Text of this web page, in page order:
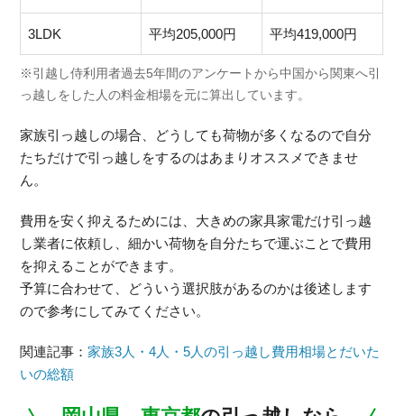
3LDK 平均205,000円 平均419,000円
※引越し侍利用者過去5年間のアンケートから中国から関東へ引
っ越しをした人の料金相場を元に算出しています。
家族引っ越しの場合、どうしても荷物が多くなるので自分
たちだけで引っ越しをするのはあまりオススメできませ
ん。
費用を安く抑えるためには、大きめの家具家電だけ引っ越
し業者に依頼し、細かい荷物を自分たちで運ぶことで費用
を抑えることができます。
予算に合わせて、どういう選択肢があるのかは後述します
ので参考にしてみてください。
関連記事：家族3人・4人・5人の引っ越し費用相場とだいた
いの総額